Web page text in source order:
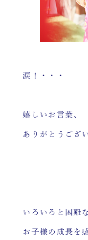
涙！・・・
嬉しいお言葉、
ありがとうござ
いろいろと困難
お子様の成長を